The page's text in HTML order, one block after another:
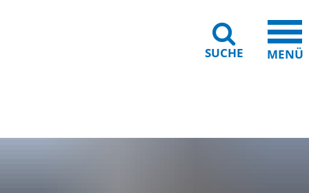
SUCHE MENÜ